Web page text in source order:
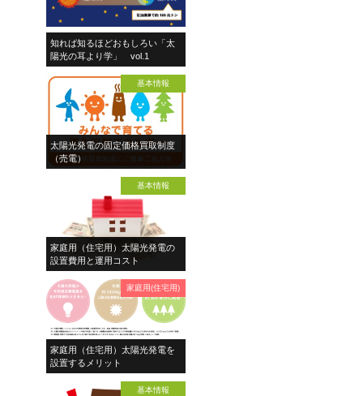
知れば知るほどおもしろい「太
陽光の耳より学」 vol.1
基本情報
太陽光発電の固定価格買取制度
（売電）
基本情報
家庭用（住宅用）太陽光発電の
設置費用と運用コスト
家庭用(住宅用)
家庭用（住宅用）太陽光発電を
設置するメリット
基本情報